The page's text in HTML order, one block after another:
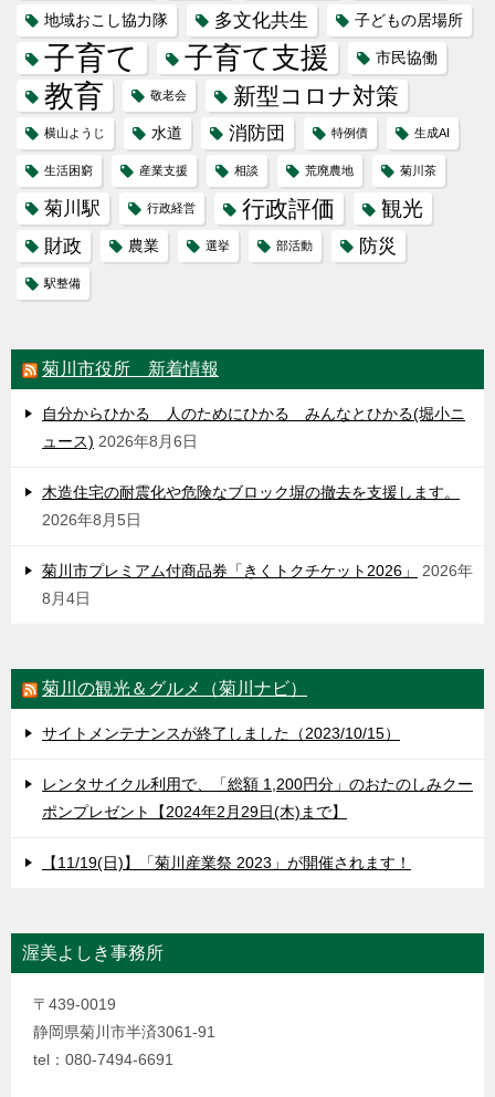
地域おこし協力隊 多文化共生 子どもの居場所
子育て 子育て支援 市民協働
教育 敬老会 新型コロナ対策
横山ようじ 水道 消防団 特例債 生成AI
生活困窮 産業支援 相談 荒廃農地 菊川茶
菊川駅 行政経営 行政評価 観光
財政 農業 選挙 部活動 防災
駅整備
菊川市役所 新着情報
自分からひかる 人のためにひかる みんなとひかる(堀小ニ
ュース) 2026年8月6日
木造住宅の耐震化や危険なブロック塀の撤去を支援します。
2026年8月5日
菊川市プレミアム付商品券「きくトクチケット2026」
2026年
8月4日
菊川の観光＆グルメ（菊川ナビ）
サイトメンテナンスが終了しました（2023/10/15）
レンタサイクル利用で、「総額 1,200円分」のおたのしみクー
ポンプレゼント【2024年2月29日(木)まで】
【11/19(日)】「菊川産業祭 2023」が開催されます！
渥美よしき事務所
〒439-0019
静岡県菊川市半済3061-91
tel：080-7494-6691